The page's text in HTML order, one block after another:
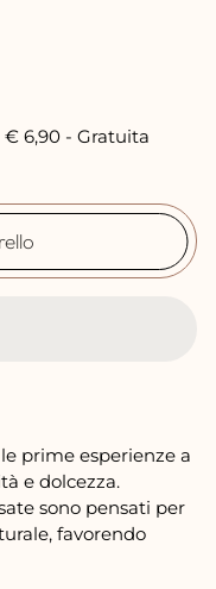
6,90 - Gratuita
prime esperienze a
e dolcezza.
sono pensati per
favorendo